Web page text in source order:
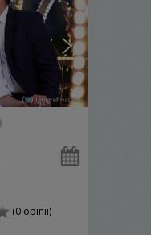
(0 opinii)